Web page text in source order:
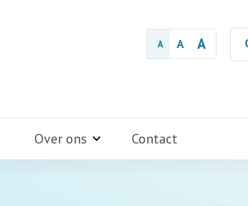
A A A
Over ons Contact